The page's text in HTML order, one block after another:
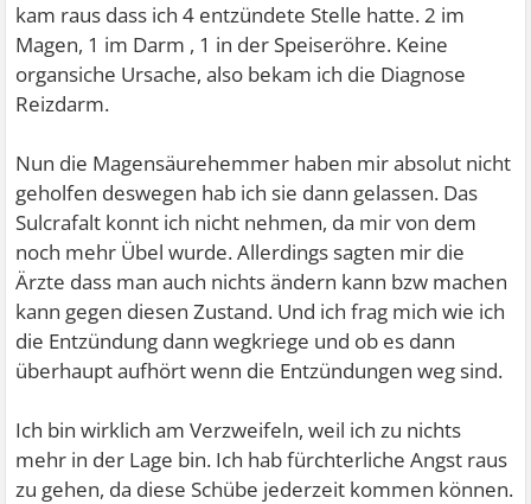
kam raus dass ich 4 entzündete Stelle hatte. 2 im
Magen, 1 im Darm , 1 in der Speiseröhre. Keine
organsiche Ursache, also bekam ich die Diagnose
Reizdarm.
Nun die Magensäurehemmer haben mir absolut nicht
geholfen deswegen hab ich sie dann gelassen. Das
Sulcrafalt konnt ich nicht nehmen, da mir von dem
noch mehr Übel wurde. Allerdings sagten mir die
Ärzte dass man auch nichts ändern kann bzw machen
kann gegen diesen Zustand. Und ich frag mich wie ich
die Entzündung dann wegkriege und ob es dann
überhaupt aufhört wenn die Entzündungen weg sind.
Ich bin wirklich am Verzweifeln, weil ich zu nichts
mehr in der Lage bin. Ich hab fürchterliche Angst raus
zu gehen, da diese Schübe jederzeit kommen können.